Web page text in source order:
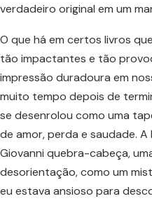
verdadeiro original em um
O que há em certos livros
tão impactantes e tão
impressão duradoura em
muito tempo depois de
se desenrolou como uma
de amor, perda e saudade.
Giovanni quebra-cabeça,
desorientação, como um
eu estava ansioso para